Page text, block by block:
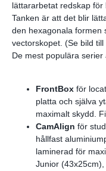
lättararbetat redskap för
Tanken är att det blir
den hexagonala formen
vectorskopet. (Se bild till
De mest populära serier
FrontBox för
platta och själva
maximalt skydd.
CamAlign för
hållfast
laminerad för
Junior